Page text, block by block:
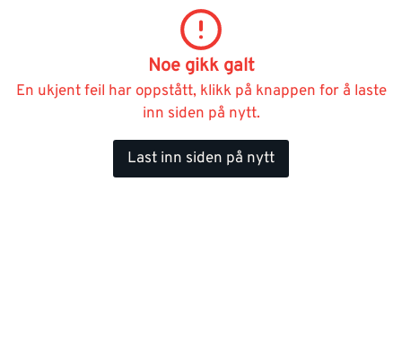
Noe gikk galt
En ukjent feil har oppstått, klikk på knappen for å laste
inn siden på nytt.
Last inn siden på nytt